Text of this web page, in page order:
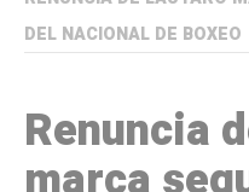
DEL NACIONAL DE BOXEO
Renuncia